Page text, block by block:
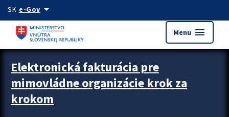
Preskocit na hlavný obsah
SK e-Govarrow_drop_down
Menu menu
Zastavit automatický posun upútavok
Elektronická fakturácia pre
mimovládne organizácie krok za
krokom